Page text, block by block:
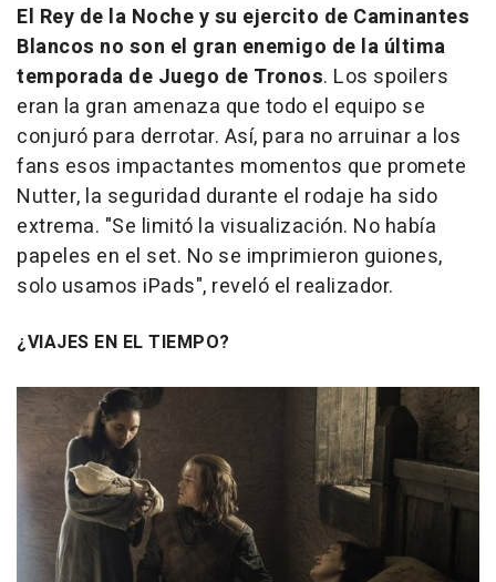
El Rey de la Noche y su ejercito de Caminantes
Blancos no son el gran enemigo de la última
temporada de Juego de Tronos. Los spoilers
eran la gran amenaza que todo el equipo se
conjuró para derrotar. Así, para no arruinar a los
fans esos impactantes momentos que promete
Nutter, la seguridad durante el rodaje ha sido
extrema. "Se limitó la visualización. No había
papeles en el set. No se imprimieron guiones,
solo usamos iPads", reveló el realizador.
¿VIAJES EN EL TIEMPO?